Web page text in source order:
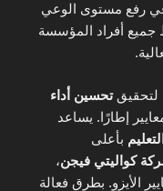
في رفع مستوى الوعي
جميع أفراد المؤسسة
لتحقيقتحسين أداء
إطارًا. يساعد
بأعلى
كواليتي فيجن،
الأيزو. بطرق فعالة